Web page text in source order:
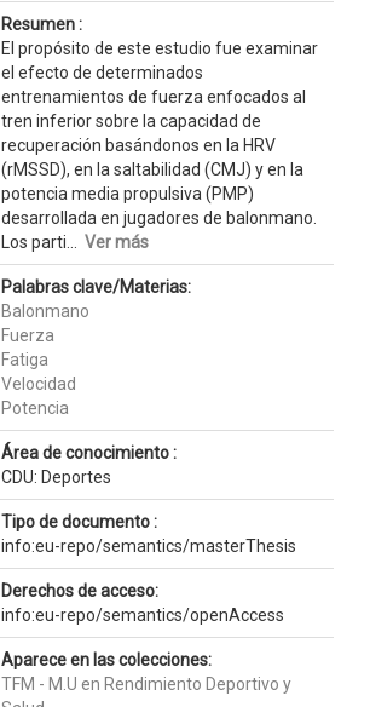
Resumen :
El propósito de este estudio fue examinar
el efecto de determinados
entrenamientos de fuerza enfocados al
tren inferior sobre la capacidad de
recuperación basándonos en la HRV
(rMSSD), en la saltabilidad (CMJ) y en la
potencia media propulsiva (PMP)
desarrollada en jugadores de balonmano.
Los parti... Ver más
Palabras clave/Materias:
Balonmano
Fuerza
Fatiga
Velocidad
Potencia
Área de conocimiento :
CDU: Deportes
Tipo de documento :
info:eu-repo/semantics/masterThesis
Derechos de acceso:
info:eu-repo/semantics/openAccess
Aparece en las colecciones:
TFM - M.U en Rendimiento Deportivo y